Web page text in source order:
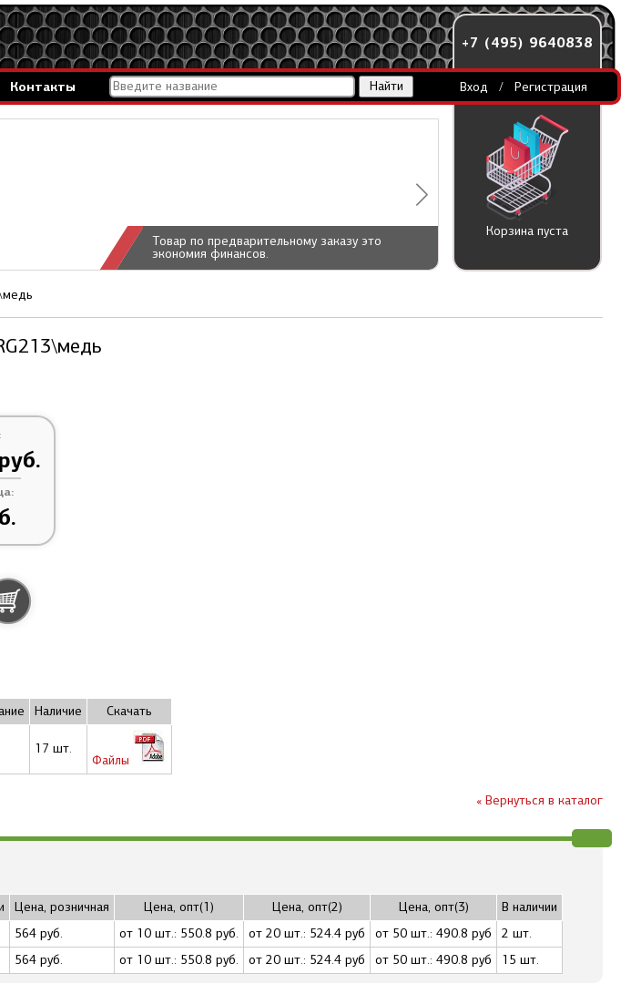
Контакты
Товар по предварительному заказу это
экономия финансов.
+7 (495) 9640838
Вход / Регистрация
Корзина пуста
Наличие Скачать
17 шт.
Файлы
« Вернуться в каталог
Цена, розничная Цена, опт(1) Цена, опт(2) Цена, опт(3)
В наличии
564 руб. от 10 шт.: 550.8 руб. от 20 шт.: 524.4 руб от 50 шт.: 490.8 руб
2 шт.
564 руб. от 10 шт.: 550.8 руб. от 20 шт.: 524.4 руб от 50 шт.: 490.8 руб 15 шт.